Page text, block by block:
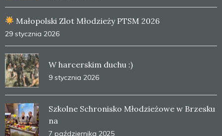
Małopolski Zlot Młodzieży PTSM 2026
29 stycznia 2026
W harcerskim duchu :)
9 stycznia 2026
Szkolne Schronisko Młodzieżowe w Brzesku
na
7 października 2025